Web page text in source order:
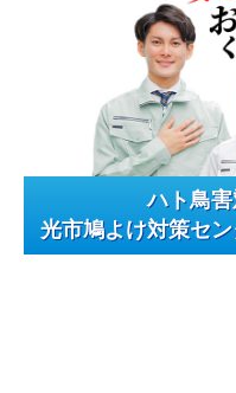
ハト鳥
光市鳩よけ対策セ